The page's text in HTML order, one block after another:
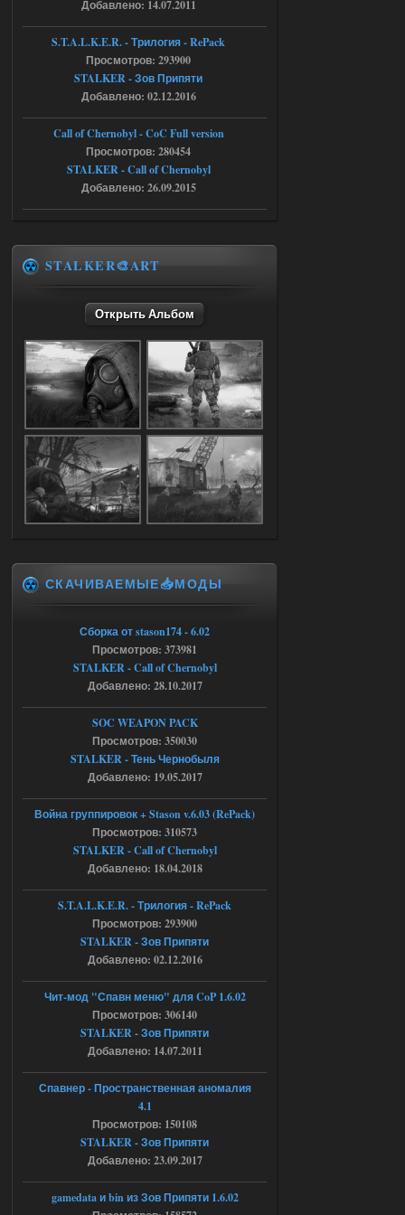
Ответить ➤
05.08.2026
Путь во мгле + GUNSLINGER mod
Stalker-Mods-Clan-su
Доступно только для пользователей
Ответить ➤
05.08.2026
Путь во мгле + GUNSLINGER mod
где пароль?
Ответить ➤
Dead Air: Refined
09:03
Stalker-Mods-Clan-su
Доступно только для пользователей
Ответить ➤
05.08.2026
Объединенный Пак 2 + OGSR +
STCoP WP 3.4
Доступно только для пользователей
Ответить ➤
Объединенный Пак 2 + OGSR +
STCoP WP 3.4
Stalker-Mods-Clan-su
Доступно только для пользователей
Ответить ➤
04.08.2026
Объединенный Пак 2 + OGSR +
STCoP WP 3.4
Доступно только для пользователей
Ответить ➤
04.08.2026
Объединенный Пак 2 + OGSR +
STCoP WP 3.4
Доступно только для пользователей
Ответить ➤
Объединенный Пак 2 + OGSR +
STCoP WP 3.4
Добавлено: 14.07.2011
S.T.A.L.K.E.R. - Трилогия - RePack
Просмотров: 293900
STALKER - Зов Припяти
Добавлено: 02.12.2016
Call of Chernobyl - CoC Full version
Просмотров: 280454
STALKER - Call of Chernobyl
Добавлено: 26.09.2015
STALKER🎨ART
Открыть Альбом
СКАЧИВАЕМЫЕ📥МОДЫ
Сборка от stason174 - 6.02
Просмотров: 373981
STALKER - Call of Chernobyl
Добавлено: 28.10.2017
SOC WEAPON PACK
Просмотров: 350030
STALKER - Тень Чернобыля
Добавлено: 19.05.2017
Война группировок + Stason v.6.03 (RePack)
Просмотров: 310573
STALKER - Call of Chernobyl
Добавлено: 18.04.2018
S.T.A.L.K.E.R. - Трилогия - RePack
Просмотров: 293900
STALKER - Зов Припяти
Добавлено: 02.12.2016
Чит-мод "Спавн меню" для CoP 1.6.02
Просмотров: 306140
STALKER - Зов Припяти
Добавлено: 14.07.2011
Спавнер - Пространственная аномалия
4.1
Просмотров: 150108
STALKER - Зов Припяти
Добавлено: 23.09.2017
gamedata и bin из Зов Припяти 1.6.02